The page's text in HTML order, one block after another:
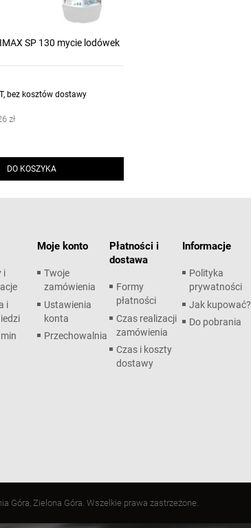
SP 130 mycie lodówek
bez kosztów dostawy
zł
DO KOSZYKA
i
i
Moje konto
Twoje
zamówienia
Ustawienia
konta
Przechowalnia
Płatności i
dostawa
Formy
płatności
Czas realizacji
zamówienia
Czas i koszty
dostawy
Informacje
Polityka
prywatności
Jak kupować?
Do pobrania
Góra, Zielona Góra. Wszelkie prawa zastrzeżone.